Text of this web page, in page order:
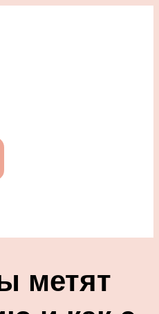
метят